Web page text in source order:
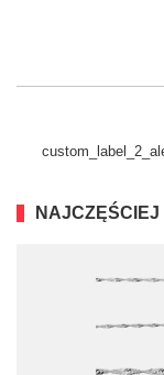
NAJCZĘŚCIEJ